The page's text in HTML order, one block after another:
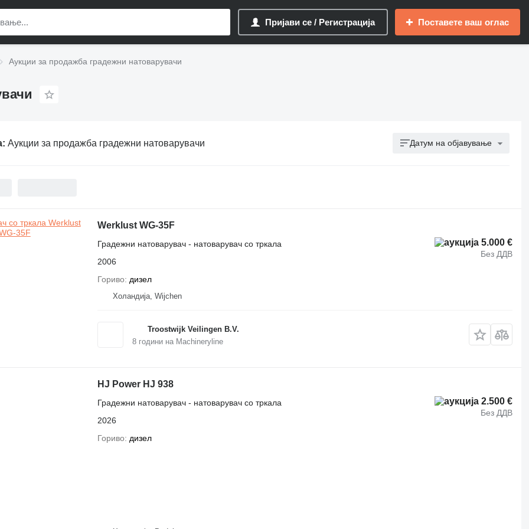
Пријави се / Регистрација Поставете ваш оглас
Аукции за продажба градежни натоварувачи
Аукции за продажба градежни натоварувачи Датум на објавување
Werklust WG-35F
5.000 €
Без ДДВ
Градежни натоварувач - натоварувач со тркала
2006
Гориво
дизел
Холандија, Wijchen
Troostwijk Veilingen B.V.
8години на Machineryline
HJ Power HJ 938
2.500 €
Без ДДВ
Градежни натоварувач - натоварувач со тркала
2026
Гориво
дизел